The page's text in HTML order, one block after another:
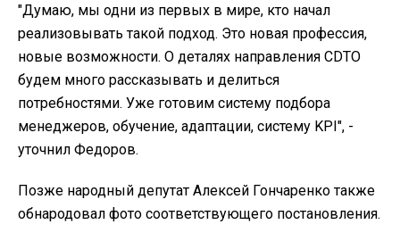
"Думаю, мы одни из первых в мире, кто начал
реализовывать такой подход. Это новая профессия,
новые возможности. О деталях направления CDTO
будем много рассказывать и делиться
потребностями. Уже готовим систему подбора
менеджеров, обучение, адаптации, систему KPI", -
уточнил Федоров.
Позже народный депутат Алексей Гончаренко также
обнародовал фото соответствующего постановления.